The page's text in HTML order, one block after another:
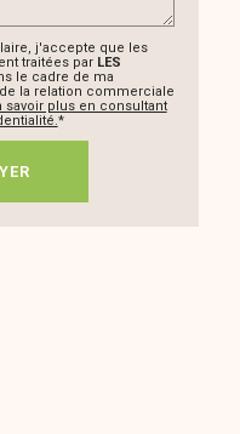
j'accepte que les
traitées par LES
le cadre de ma
la relation commerciale
savoir plus en consultant
*